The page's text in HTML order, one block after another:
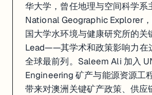
华大学，曾任地理与空间科学系
National Geographic Explorer
国大学水环境与健康研究所的关
Lead——其学术和政策影响力在
全球最前列。Saleem Ali 加入
Engineering 矿产与能源资源工
带来对澳洲关键矿产政策、供应